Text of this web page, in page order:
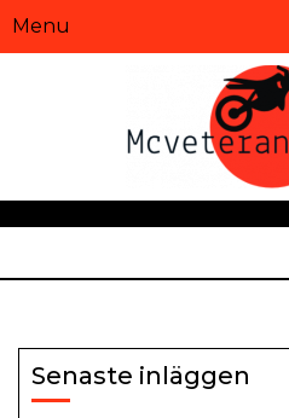
Menu
Senaste inläggen